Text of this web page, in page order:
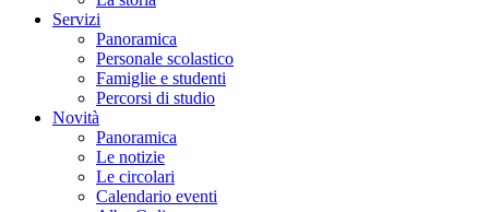
Servizi
Panoramica
Personale scolastico
Famiglie e studenti
Percorsi di studio
Novità
Panoramica
Le notizie
Le circolari
Calendario eventi